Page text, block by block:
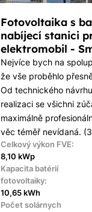
Fotovoltaika s
nabíjecí stanici
elektromobil -
Nejvíce bych na
že vše proběhlo
Od technického
realizaci se všichni
maximálně
věc téměř nevídaná.
Celkový výkon FVE:
8,10 kWp
Kapacita batérií
fotovoltaiky:
10,65 kWh
Počet solárnych